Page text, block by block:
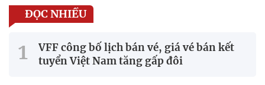
ĐỌC NHIỀU
VFF công bố lịch bán vé, giá vé bán kết
tuyển Việt Nam tăng gấp đôi